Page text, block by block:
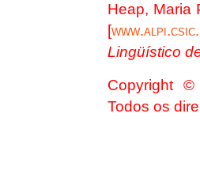
Heap, Maria
[
Lingüístico
Copyright ©
Todos os